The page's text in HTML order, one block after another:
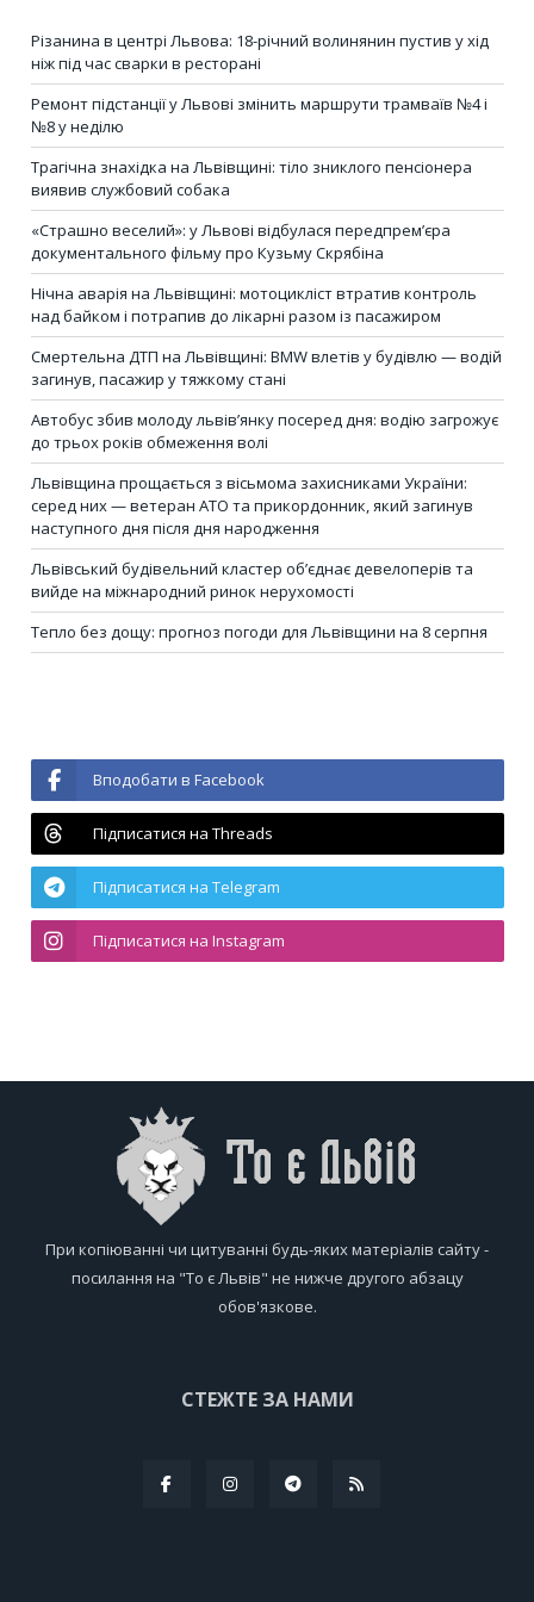
Різанина в центрі Львова: 18-річний волинянин пустив у хід
ніж під час сварки в ресторані
Ремонт підстанції у Львові змінить маршрути трамваїв №4 і
№8 у неділю
Трагічна знахідка на Львівщині: тіло зниклого пенсіонера
виявив службовий собака
«Страшно веселий»: у Львові відбулася передпрем’єра
документального фільму про Кузьму Скрябіна
Нічна аварія на Львівщині: мотоцикліст втратив контроль
над байком і потрапив до лікарні разом із пасажиром
Смертельна ДТП на Львівщині: BMW влетів у будівлю — водій
загинув, пасажир у тяжкому стані
Автобус збив молоду львів’янку посеред дня: водію загрожує
до трьох років обмеження волі
Львівщина прощається з вісьмома захисниками України:
серед них — ветеран АТО та прикордонник, який загинув
наступного дня після дня народження
Львівський будівельний кластер об’єднає девелоперів та
вийде на міжнародний ринок нерухомості
Тепло без дощу: прогноз погоди для Львівщини на 8 серпня
Вподобати в Facebook
Підписатися на Threads
Підписатися на Telegram
Підписатися на Instagram
При копіюванні чи цитуванні будь-яких матеріалів сайту -
посилання на "То є Львів" не нижче другого абзацу
обов'язкове.
СТЕЖТЕ ЗА НАМИ